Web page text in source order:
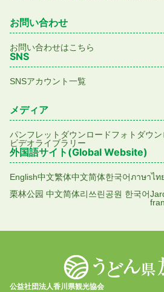
お問い合わせ
お問い合わせはこちら
SNS
SNSアカウント一覧
メディア
パンフレットダウンロードフォトダウン
ビデオライブラリー
外国語サイト(Global Website)
English中文繁体中文简体한국어ภาษาไท
栗林公园 中文简体리쓰린공원 한국어
公益社団法人香川県観光協会